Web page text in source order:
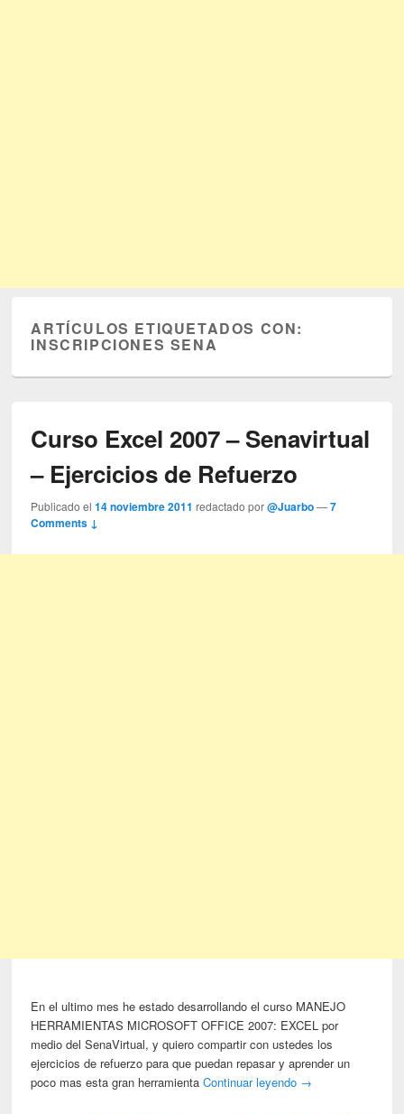
ARTÍCULOS ETIQUETADOS CON:
INSCRIPCIONES SENA
Curso Excel 2007 – Senavirtual
– Ejercicios de Refuerzo
Publicado el14 noviembre 2011 redactado por@Juarbo —7
Comments ↓
En el ultimo mes he estado desarrollando el curso MANEJO
HERRAMIENTAS MICROSOFT OFFICE 2007: EXCEL por
medio del SenaVirtual, y quiero compartir con ustedes los
ejercicios de refuerzo para que puedan repasar y aprender un
poco mas esta gran herramientaContinuar leyendo →